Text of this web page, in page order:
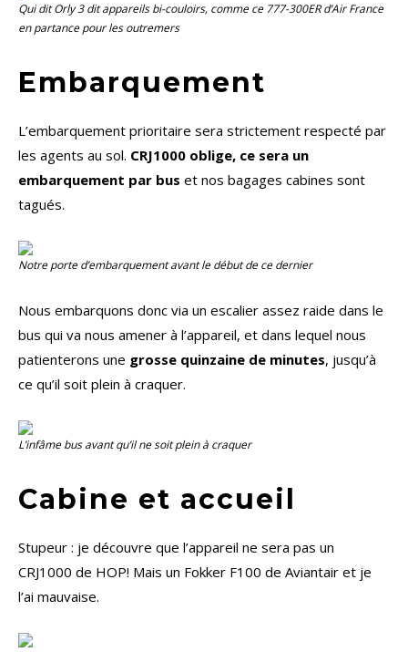
Qui dit Orly 3 dit appareils bi-couloirs, comme ce 777-300ER d’Air France
en partance pour les outremers
Embarquement
L’embarquement prioritaire sera strictement respecté par
les agents au sol. CRJ1000 oblige, ce sera un
embarquement par bus et nos bagages cabines sont
tagués.
Notre porte d’embarquement avant le début de ce dernier
Nous embarquons donc via un escalier assez raide dans le
bus qui va nous amener à l’appareil, et dans lequel nous
patienterons une grosse quinzaine de minutes, jusqu’à
ce qu’il soit plein à craquer.
L’infâme bus avant qu’il ne soit plein à craquer
Cabine et accueil
Stupeur : je découvre que l’appareil ne sera pas un
CRJ1000 de HOP! Mais un Fokker F100 de Aviantair et je
l’ai mauvaise.